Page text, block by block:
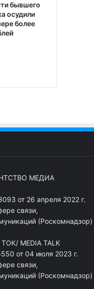
бывшего
осудили
более
МЕДИА
от 26 апреля 2022 г.
связи,
(Роскомнадзор)
MEDIA TALK
от 04 июля 2023 г.
связи,
(Роскомнадзор)